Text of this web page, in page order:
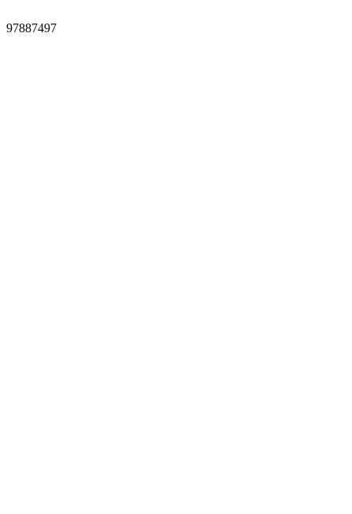
97887497